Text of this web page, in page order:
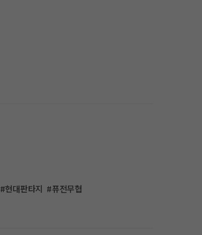
#현대판타지 #퓨전무협